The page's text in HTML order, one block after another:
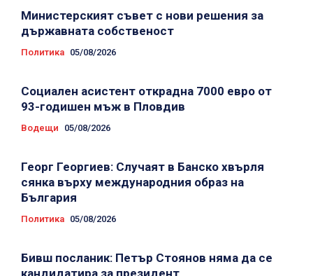
Министерският съвет с нови решения за
държавната собственост
Политика 05/08/2026
Социален асистент открадна 7000 евро от
93-годишен мъж в Пловдив
Водещи 05/08/2026
Георг Георгиев: Случаят в Банско хвърля
сянка върху международния образ на
България
Политика 05/08/2026
Бивш посланик: Петър Стоянов няма да се